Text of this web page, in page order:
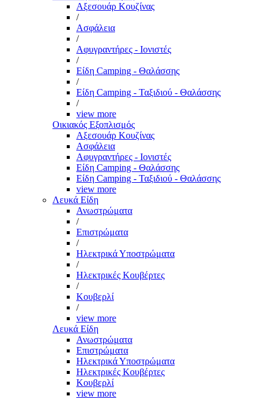
Αξεσουάρ Κουζίνας
/
Ασφάλεια
/
Αφυγραντήρες - Ιονιστές
/
Είδη Camping - Θαλάσσης
/
Είδη Camping - Ταξιδιού - Θαλάσσης
/
view more
Οικιακός Εξοπλισμός
Αξεσουάρ Κουζίνας
Ασφάλεια
Αφυγραντήρες - Ιονιστές
Είδη Camping - Θαλάσσης
Είδη Camping - Ταξιδιού - Θαλάσσης
view more
Λευκά Είδη
Ανωστρώματα
/
Επιστρώματα
/
Ηλεκτρικά Υποστρώματα
/
Ηλεκτρικές Κουβέρτες
/
Κουβερλί
/
view more
Λευκά Είδη
Ανωστρώματα
Επιστρώματα
Ηλεκτρικά Υποστρώματα
Ηλεκτρικές Κουβέρτες
Κουβερλί
view more